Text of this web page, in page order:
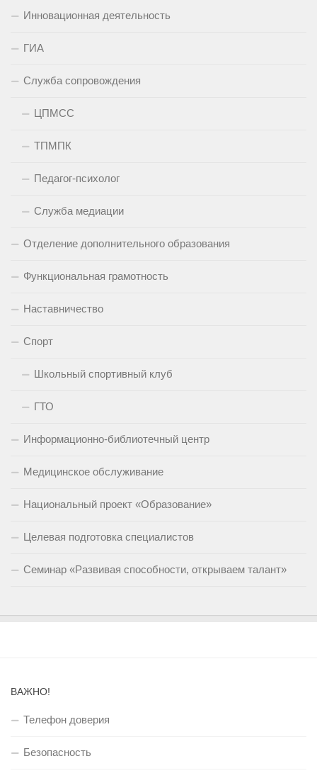
Инновационная деятельность
ГИА
Служба сопровождения
ЦПМСС
ТПМПК
Педагог-психолог
Служба медиации
Отделение дополнительного образования
Функциональная грамотность
Наставничество
Спорт
Школьный спортивный клуб
ГТО
Информационно-библиотечный центр
Медицинское обслуживание
Национальный проект «Образование»
Целевая подготовка специалистов
Семинар «Развивая способности, открываем талант»
ВАЖНО!
Телефон доверия
Безопасность